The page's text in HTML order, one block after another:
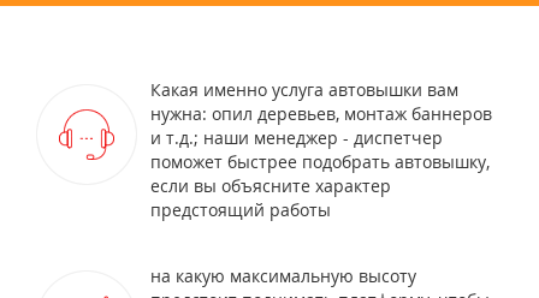
Какая именно услуга автовышки вам
нужна: опил деревьев, монтаж баннеров
и т.д.; наши менеджер - диспетчер
поможет быстрее подобрать автовышку,
если вы объясните характер
предстоящий работы
на какую максимальную высоту